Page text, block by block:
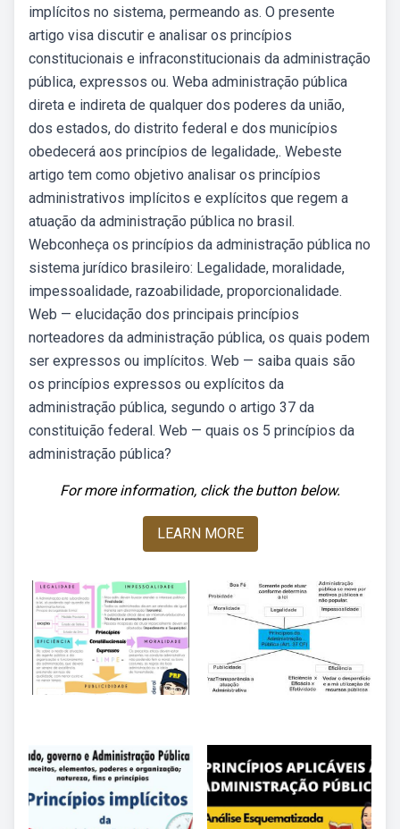
implícitos no sistema, permeando as. O presente
artigo visa discutir e analisar os princípios
constitucionais e infraconstitucionais da administração
pública, expressos ou. Weba administração pública
direta e indireta de qualquer dos poderes da união,
dos estados, do distrito federal e dos municípios
obedecerá aos princípios de legalidade,. Webeste
artigo tem como objetivo analisar os princípios
administrativos implícitos e explícitos que regem a
atuação da administração pública no brasil.
Webconheça os princípios da administração pública no
sistema jurídico brasileiro: Legalidade, moralidade,
impessoalidade, razoabilidade, proporcionalidade.
Web — elucidação dos principais princípios
norteadores da administração pública, os quais podem
ser expressos ou implícitos. Web — saiba quais são
os princípios expressos ou explícitos da
administração pública, segundo o artigo 37 da
constituição federal. Web — quais os 5 princípios da
administração pública?
For more information, click the button below.
LEARN MORE